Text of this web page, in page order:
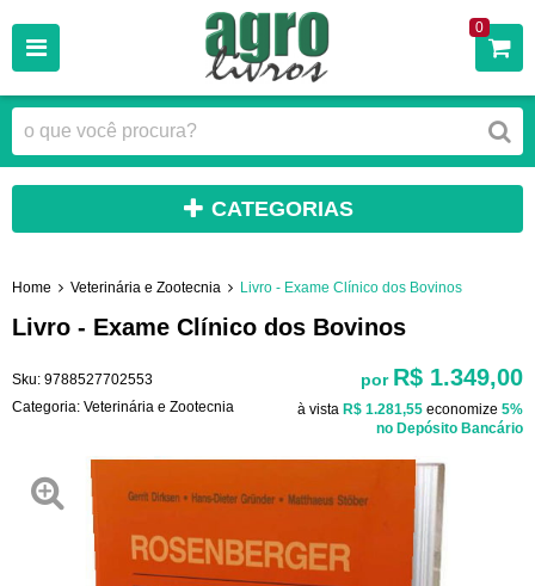
0
CATEGORIAS
Home Veterinária e Zootecnia Livro - Exame Clínico dos Bovinos
Livro - Exame Clínico dos Bovinos
Sku: 9788527702553
Categoria: Veterinária e Zootecnia
por R$ 1.349,00
à vista R$ 1.281,55 economize 5%
no Depósito Bancário